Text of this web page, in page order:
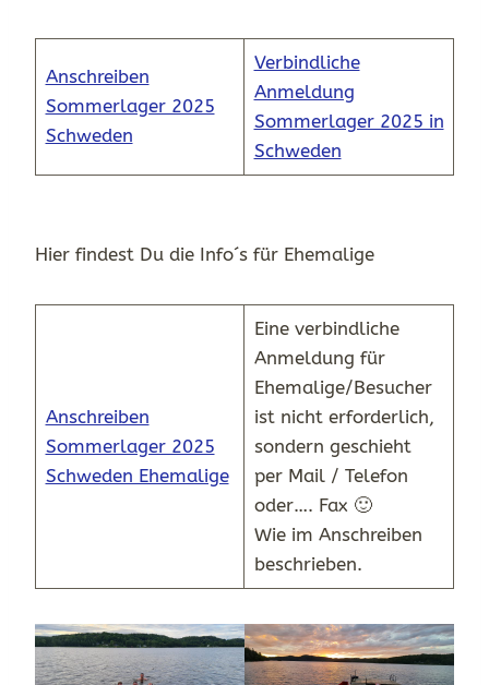
Anschreiben
Sommerlager 2025
Schweden
Verbindliche
Anmeldung
Sommerlager 2025 in
Schweden
Hier findest Du die Info´s für Ehemalige
Anschreiben
Sommerlager 2025
Schweden Ehemalige
Eine verbindliche
Anmeldung für
Ehemalige/Besucher
ist nicht erforderlich,
sondern geschieht
per Mail / Telefon
oder…. Fax 🙂
Wie im Anschreiben
beschrieben.